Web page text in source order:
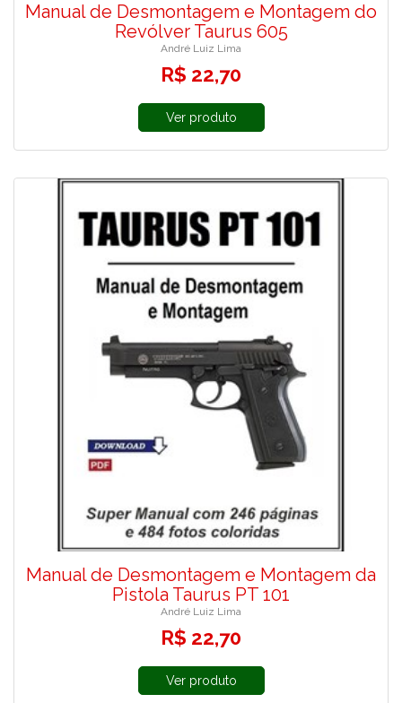
Manual de Desmontagem e Montagem do
Revólver Taurus 605
André Luiz Lima
R$ 22,70
Ver produto
Manual de Desmontagem e Montagem da
Pistola Taurus PT 101
André Luiz Lima
R$ 22,70
Ver produto